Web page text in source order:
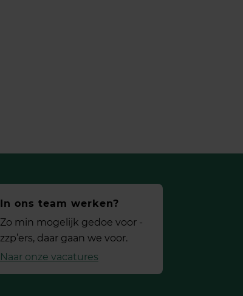
In ons team werken?
Zo min mogelijk gedoe voor ­
zzp’ers, daar gaan we voor.
Naar onze vacatures